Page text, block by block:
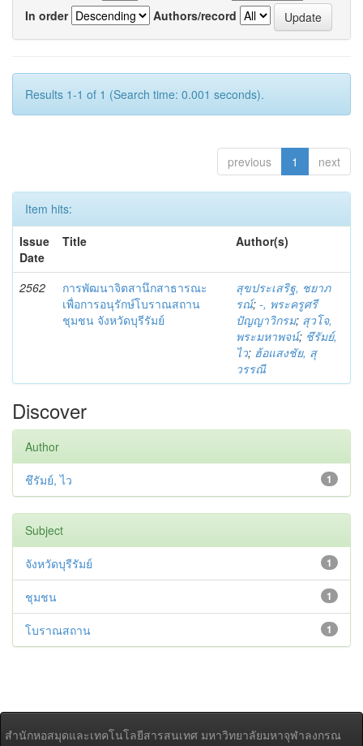
In order
Authors/record
Results 1-1 of 1 (Search time: 0.001 seconds).
previous 1 next
Item hits:
Issue
Date
Title Author(s)
2562
การพัฒนาจิตสานึกสาธารณะ
เพื่อการอนุรักษ์โบราณสถาน
ชุมชน จังหวัดบุรีรัมย์
สุขประเสริฐ, ชยาภ
รณ์; -, พระครูศรี
ปัญญาวิกรม; สุวโจ,
พระมหาพจน์; ชึรัมย์,
ไว; ฮ้อแสงชัย, สุ
วรรณี
Discover
Author
1
ชึรัมย์, ไว
Subject
1
จังหวัดบุรีรัมย์
1
ชุมชน
1
โบราณสถาน
สำนักหอสมุดและเทคโนโลยีสารสนเทศ มหาวิทยาลัยมหาจุฬาลงกรณ